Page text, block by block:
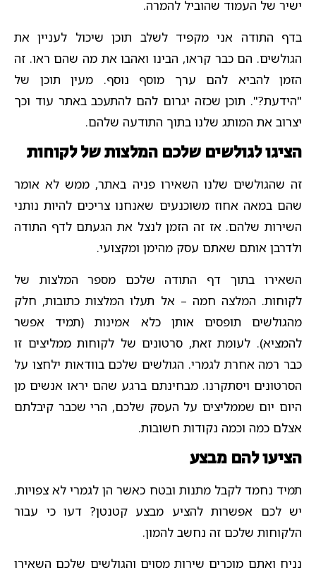
ישיר של העמוד שהוביל להמרה.
בדף התודה אני מקפיד לשלב תוכן שיכול לעניין את
הגולשים. הם כבר קראו, הבינו ואהבו את מה שהם ראו. זה
הזמן להביא להם ערך מוסף נוסף. מעין תוכן של
"הידעת?". תוכן שכזה יגרום להם להתעכב באתר עוד וכך
יצרוב את המותג שלנו בתוך התודעה שלהם.
הציגו לגולשים שלכם המלצות של לקוחות
זה שהגולשים שלנו השאירו פניה באתר, ממש לא אומר
שהם במאה אחוז משוכנעים שאנחנו צריכים להיות נותני
השירות שלהם. אז זה הזמן לנצל את הגעתם לדף התודה
ולדרבן אותם שאתם עסק מהימן ומקצועי.
השאירו בתוך דף התודה שלכם מספר המלצות של
לקוחות. המלצה חמה – אל תעלו המלצות כתובות, חלק
מהגולשים תופסים אותן כלא אמינות (תמיד אפשר
להמציא). לעומת זאת, סרטונים של לקוחות ממליצים זו
כבר רמה אחרת לגמרי. הגולשים שלכם בוודאות ילחצו על
הסרטונים ויסתקרנו. מבחינתם ברגע שהם יראו אנשים מן
היום יום שממליצים על העסק שלכם, הרי שכבר קיבלתם
אצלם כמה וכמה נקודות חשובות.
הציעו להם מבצע
תמיד נחמד לקבל מתנות ובטח כאשר הן לגמרי לא צפויות.
יש לכם אפשרות להציע מבצע קטנטן? דעו כי עבור
הלקוחות שלכם זה נחשב להמון.
נניח ואתם מוכרים שירות מסוים והגולשים שלכם השאירו